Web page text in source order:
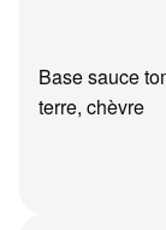
Base sauce
terre, chèvre